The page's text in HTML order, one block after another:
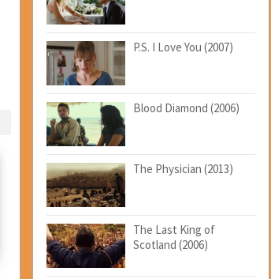
P.S. I Love You (2007)
Blood Diamond (2006)
The Physician (2013)
The Last King of
Scotland (2006)